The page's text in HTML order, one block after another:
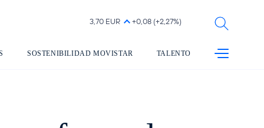
abre en otra pestaña
SOSTENIBILIDAD MOVISTAR TALENTO PRIMARY